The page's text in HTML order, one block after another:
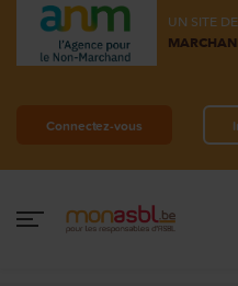
UN SITE DE
Connectez-vous